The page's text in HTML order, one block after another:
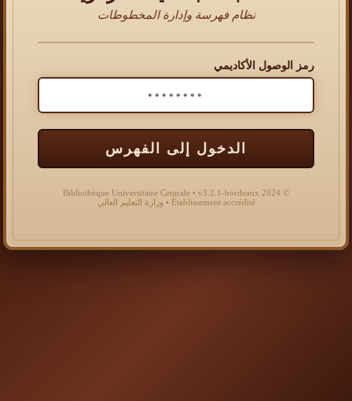
نظام فهرسة وإدارة المخطوطات
رمز الوصول الأكاديمي
الدخول إلى الفهرس
© 2024 Bibliothèque Universitaire Centrale • v3.2.1-bordeaux
Établissement accrédité • وزارة التعليم العالي